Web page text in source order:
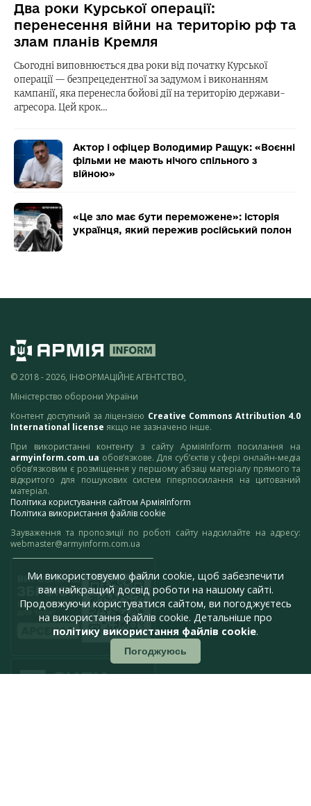
Два роки Курської операції:
перенесення війни на територію рф та
злам планів Кремля
Сьогодні виповнюється два роки від початку Курської
операції — безпрецедентної за задумом і виконанням
кампанії, яка перенесла бойові дії на територію держави-
агресора. Цей крок…
Актор і офіцер Володимир Ращук: «Воєнні
фільми не мають нічого спільного з
війною»
«Це зло має бути переможене»: історія
українця, який пережив російський полон
© 2018 - 2026, ІНФОРМАЦІЙНЕ АГЕНТСТВО,
Міністерство оборони України
Контент доступний за ліцензією Creative Commons Attribution 4.0
International license якщо не зазначено інше.
При використанні контенту з сайту АрміяInform посилання на
armyinform.com.ua обов’язкове. Для суб’єктів у сфері онлайн-медіа
обов’язковим є розміщення у першому абзаці матеріалу прямого та
відкритого для пошукових систем гіперпосилання на цитований
матеріал.
Політика користування сайтом АрміяInform
Політика використання файлів cookie
Зауваження та пропозиції по роботі сайту надсилайте на адресу:
webmaster@armyinform.com.ua
Ми використовуємо файли cookie, щоб забезпечити
вам найкращий досвід роботи на нашому сайті.
Продовжуючи користуватися сайтом, ви погоджуєтесь
на використання файлів cookie. Детальніше про
політику використання файлів cookie.
Погоджуюсь